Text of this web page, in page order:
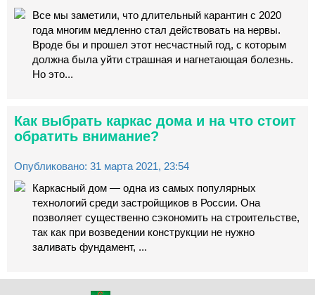
Все мы заметили, что длительный карантин с 2020
года многим медленно стал действовать на нервы.
Вроде бы и прошел этот несчастный год, с которым
должна была уйти страшная и нагнетающая болезнь.
Но это...
Как выбрать каркас дома и на что стоит
обратить внимание?
Опубликовано: 31 марта 2021, 23:54
Каркасный дом — одна из самых популярных
технологий среди застройщиков в России. Она
позволяет существенно сэкономить на строительстве,
так как при возведении конструкции не нужно
заливать фундамент, ...